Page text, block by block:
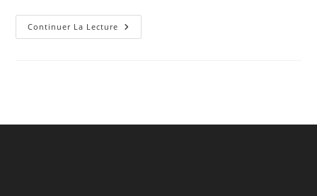
Continuer La Lecture Détournement
Du